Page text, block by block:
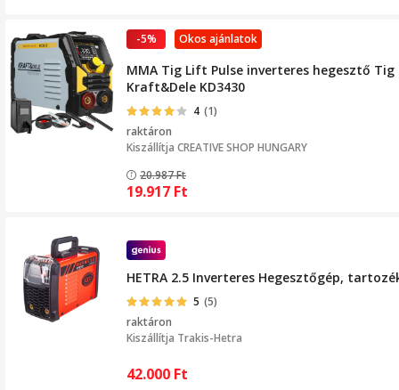
Okos ajánlatok
-5%
MMA Tig Lift Pulse inverteres hegesztő Tig
Kraft&Dele KD3430
4 (1)
raktáron
Kiszállítja CREATIVE SHOP HUNGARY
20.987Ft
19.917 Ft
HETRA 2.5 Inverteres Hegesztőgép,
5 (5)
raktáron
Kiszállítja Trakis-Hetra
42.000 Ft